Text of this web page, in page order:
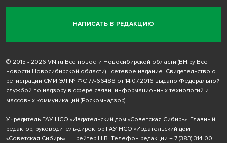
НАПИСАТЬ В РЕДАКЦИЮ
© 2015 - 2026 VN.ru Все новости Новосибирской области (ВН.ру Все
новости Новосибирской области) - сетевое издание. Свидетельство о
регистрации СМИ ЭЛ № ФС 77-66488 от 14.07.2016 выдано Федеральной
службой по надзору в сфере связи, информационных технологий и
массовых коммуникаций (Роскомнадзор)
Учредитель ГАУ НСО «Издательский дом «Советская Сибирь». Главный
редактор, руководитель-директор ГАУ НСО «Издательский дом
«Советская Сибирь» - Шрейтер Н.В. Телефон редакции + 7 (383) 314-00-